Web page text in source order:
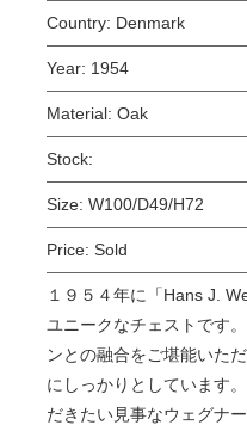
Country: Denmark
Year: 1954
Material: Oak
Stock:
Size: W100/D49/H72
Price: Sold
１９５４年に「Hans J.
ユニークなチェストです
ンとの融合をご堪能いた
にしっかりとしています
だきたい見事なウェグナ